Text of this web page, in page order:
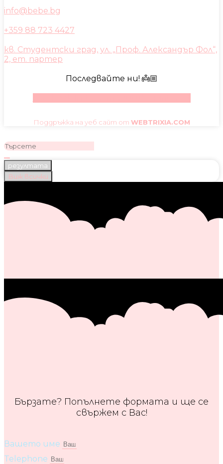
info@bebe.bg
+359 88 723 4427
кв. Студентски град, ул. „Проф. Александър Фол“,
2, ет. партер
Последвайте ни! 👼🏼
Поддръжка на уеб сайт от WEBTRIXIA.COM
резултата
Виж всички
Бързате? Попълнете формата и ще се
свържем с Вас!
Вашето име
Telephone